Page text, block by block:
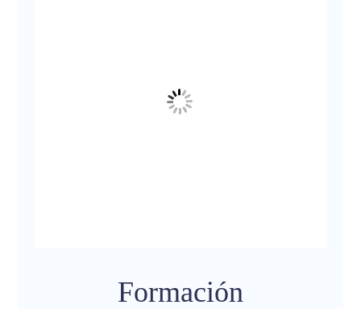
Formación